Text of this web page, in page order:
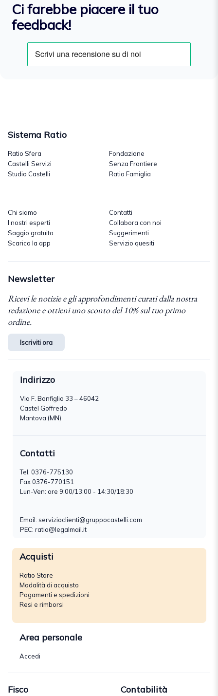
Ci farebbe piacere il tuo
feedback!
Sistema Ratio
Ratio Sfera
Castelli Servizi
Studio Castelli
Fondazione
Senza Frontiere
Ratio Famiglia
Chi siamo
I nostri esperti
Saggio gratuito
Scarica la app
Contatti
Collabora con noi
Suggerimenti
Servizio quesiti
Newsletter
Ricevi le notizie e gli approfondimenti curati dalla nostra
redazione e ottieni uno sconto del 10% sul tuo primo
ordine.
Iscriviti ora
Indirizzo
Via F. Bonfiglio 33 – 46042
Castel Goffredo
Mantova (MN)
Contatti
Tel. 0376-775130
Fax 0376-770151
Lun-Ven: ore 9:00/13:00 - 14:30/18:30
Email: servizioclienti@gruppocastelli.com
PEC: ratio@legalmail.it
Acquisti
Ratio Store
Modalità di acquisto
Pagamenti e spedizioni
Resi e rimborsi
Area personale
Accedi
Fisco Contabilità